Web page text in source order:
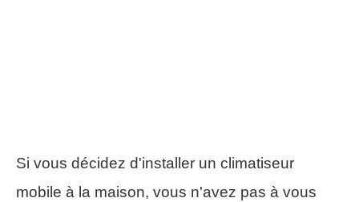
Si vous décidez d'installer un climatiseur
mobile à la maison, vous n'avez pas à vous